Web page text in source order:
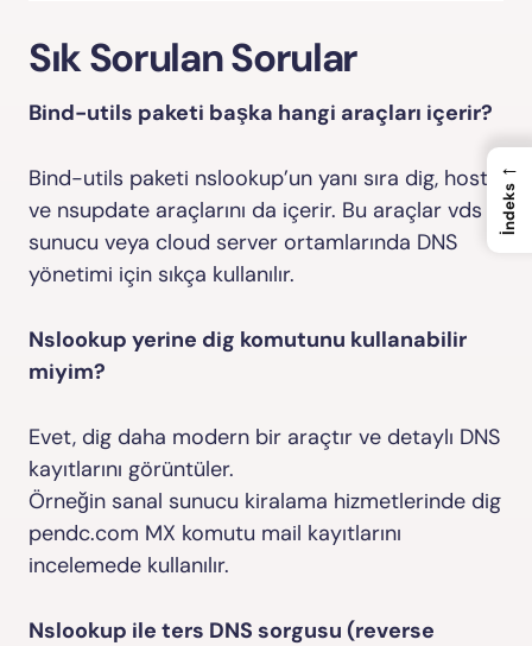
Sık Sorulan Sorular
Bind-utils paketi başka hangi araçları içerir?
Bind-utils paketi nslookup’un yanı sıra dig, host
ve nsupdate araçlarını da içerir. Bu araçlar vds
sunucu veya cloud server ortamlarında DNS
yönetimi için sıkça kullanılır.
Nslookup yerine dig komutunu kullanabilir
miyim?
Evet, dig daha modern bir araçtır ve detaylı DNS
kayıtlarını görüntüler.
Örneğin sanal sunucu kiralama hizmetlerinde dig
pendc.com MX komutu mail kayıtlarını
incelemede kullanılır.
Nslookup ile ters DNS sorgusu (reverse
←
İndeks